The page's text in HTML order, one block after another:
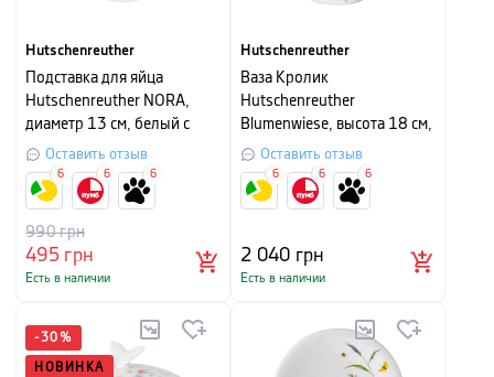
Hutschenreuther
Подставка для яйца
Hutschenreuther NORA,
диаметр 13 см, белый с
рисунком
Оставить отзыв
495грн
990грн
Есть в наличии
6 6 6
Hutschenreuther
Ваза Кролик
Hutschenreuther
Blumenwiese, высота 18 см,
белый с рисунком
Оставить отзыв
2 040 грн
Есть в наличии
6 6 6
-30 %
НОВИНКА